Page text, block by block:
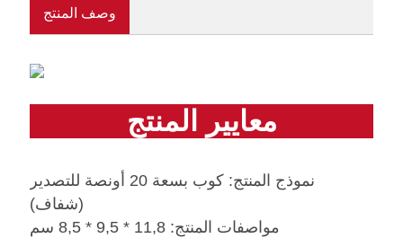
وصف المنتج
معايير المنتج
نموذج المنتج: كوب بسعة 20 أونصة للتصدير
(شفاف)
مواصفات المنتج: 11,8 * 9,5 * 8,5 سم